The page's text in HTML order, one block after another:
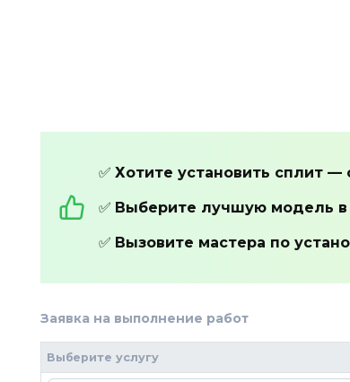
✅ Хотите установить сплит —
✅ Выберите лучшую модель
✅ Вызовите мастера по
2
Заявка на выполнение работ
Выберите услугу
Если вы
оставьте